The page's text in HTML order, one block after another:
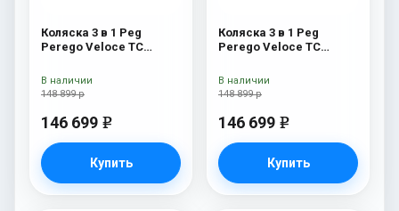
Коляска 3 в 1 Peg
Perego Veloce TC
Shine New
148 899 р
146 699 e
Купить
В наличии
Коляска 3 в 1 Peg
Perego Veloce TC
New
148 899 р
146 699 e
Купить
В наличии